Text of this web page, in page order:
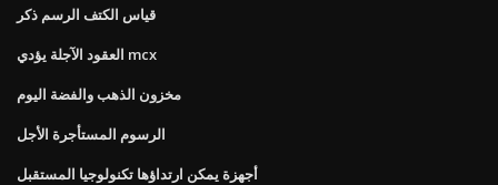
قياس الكتف الرسم ذكر
العقود الآجلة يؤدي mcx
مخزون الذهب والفضة اليوم
الرسوم المستأجرة الأجل
أجهزة يمكن ارتداؤها تكنولوجيا المستقبل